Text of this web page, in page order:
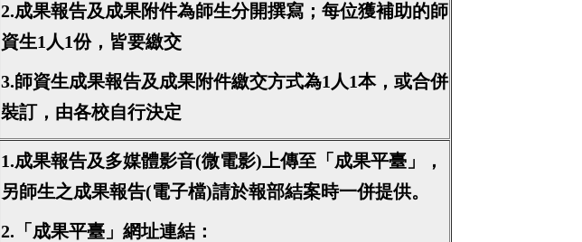
2.成果報告及成果附件為師生分開撰寫；每位獲補助的師
資生1人1份，皆要繳交
3.師資生成果報告及成果附件繳交方式為1人1本，或合併
裝訂，由各校自行決定
1.成果報告及多媒體影音(微電影)上傳至「成果平臺」，
另師生之成果報告(電子檔)請於報部結案時一併提供。
2.「 成果平臺」網址連結：